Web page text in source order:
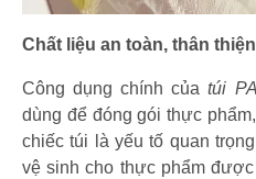
Chất liệu an toàn, thân
Công dụng chính củatúi
dùng để đóng gói thực
chiếc túi là yếu tố quan
vệ sinh cho thực phẩm